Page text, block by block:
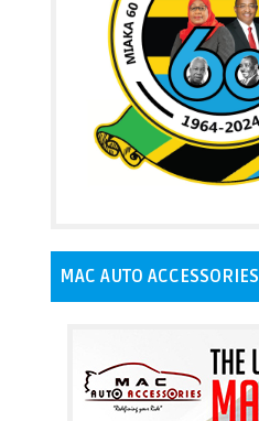
MAC AUTO ACCESSORIES